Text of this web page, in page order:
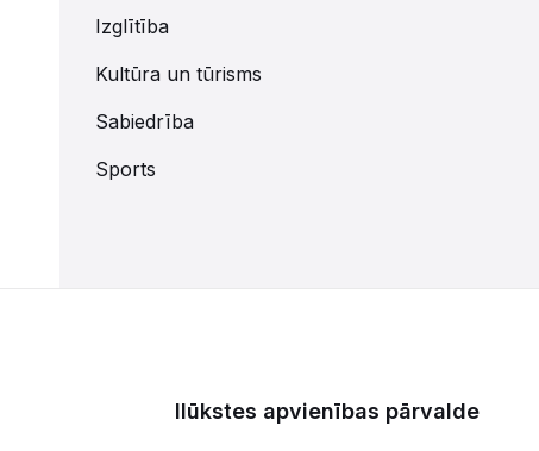
Izglītība
Kultūra un tūrisms
Sabiedrība
Sports
Ilūkstes apvienības pārvalde